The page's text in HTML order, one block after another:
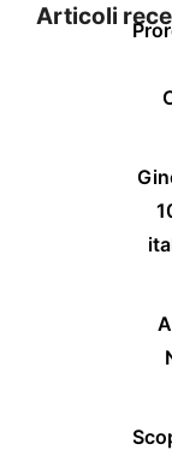
Articoli